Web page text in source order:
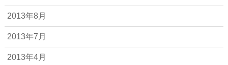
2013年8月
2013年7月
2013年4月